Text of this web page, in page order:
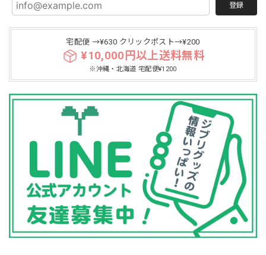
登録
宅配便 →¥630 クリックポスト→¥200
¥10,000円以上送料無料
※沖縄・北海道 宅配便¥1200